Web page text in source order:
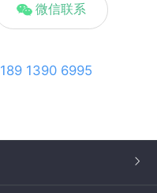
微信联系
189 1390 6995